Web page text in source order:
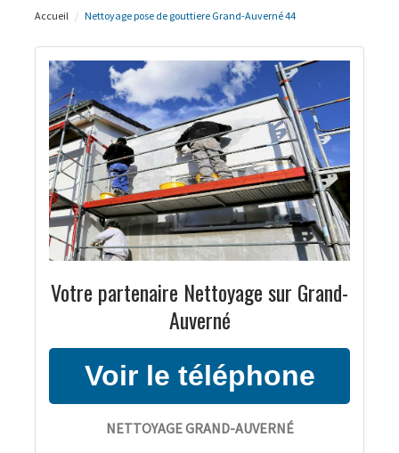
Accueil Nettoyage pose de gouttiere Grand-Auverné 44
Votre partenaire Nettoyage sur Grand-
Auverné
NETTOYAGE GRAND-AUVERNÉ